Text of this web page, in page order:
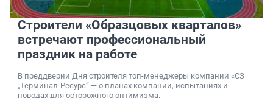
Строители «Образцовых кварталов»
встречают профессиональный
праздник на работе
В преддверии Дня строителя топ-менеджеры компании «СЗ
„Терминал-Ресурс“ — о планах компании, испытаниях и
поводах для осторожного оптимизма.